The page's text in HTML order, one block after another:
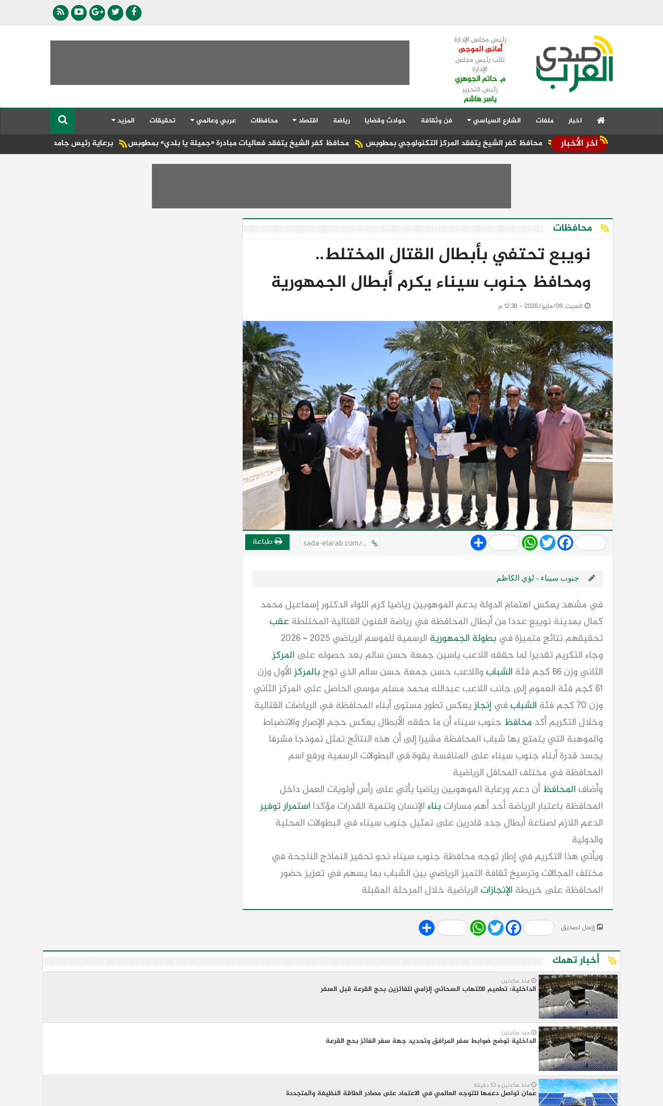
رئيس مجلس الإدارة
أمانى الموجى
نائب رئيس مجلس
الإدارة
م. حاتم الجوهري
رئيس التحرير
ياسر هاشم
اخبار ملفات الشارع السياسي فن وثقافة حوادث وقضايا رياضة اقتصاد محافظات عربي وعالمي تحقيقات المزيد
اخر الأخبار برعاية رئيس جامعة الأزهر.. كلية طب الأسنان محافظ كفر الشيخ يتفقد فعاليات مبادرة «جميلة يا بلدي» بمطوبس محافظ كفر الشيخ يتفقد المركز التكنولوجي بمطوبس
محافظات
نويبع تحتفي بأبطال القتال المختلط..
ومحافظ جنوب سيناء يكرم أبطال الجمهورية
السبت 09/مايو/2026 - 12:38 م
Share WhatsApp
TwitterFacebook طباعة sada-elarab.com/806115
جنوب سيناء - لؤي الكاظم
في مشهد يعكس اهتمام الدولة بدعم الموهوبين رياضيا كرم اللواء الدكتور إسماعيل محمد
كمال بمدينة نويبع عددا من أبطال المحافظة في رياضة الفنون القتالية المختلطةعقب
تحقيقهم نتائج متميزة في بطولة الجمهورية الرسمية للموسم الرياضي 2025 – 2026
وجاء التكريم تقديرا لما حققه اللاعب ياسين جمعة حسن سالم بعد حصوله على المركز
الثاني وزن 66 كجم فئة
الشباب واللاعب حسن جمعة حسن سالم الذي توج بالمركزالأول وزن
61 كجم فئة العموم إلى جانب اللاعب عبدالله محمد مسلم موسى الحاصل على المركز الثاني
وزن 70 كجم فئة
الشبابفي إنجازيعكس تطور مستوى أبناء المحافظة في الرياضات القتالية
وخلال التكريم أكد محافظ جنوب سيناء أن ما حققه الأبطال يعكس حجم الإصرار والانضباط
والموهبة التي يتمتع بها شباب المحافظة مشيرا إلى أن هذه النتائج تمثل نموذجا مشرفا
يجسد قدرة أبناء جنوب سيناء على المنافسة بقوة في البطولات الرسمية ورفع اسم
المحافظة في مختلف المحافل الرياضية
وأضاف المحافظ أن دعم ورعاية الموهوبين رياضيا يأتي على رأس أولويات العمل داخل
المحافظة باعتبار الرياضة أحد أهم مسارات بناءالإنسان وتنمية القدرات مؤكدا استمرارتوفير
الدعم اللازم لصناعة أبطال جدد قادرين على تمثيل جنوب سيناء في البطولات المحلية
والدولية
ويأتي هذا التكريم في إطار توجه محافظة جنوب سيناء نحو تحفيز النماذج الناجحة في
مختلف المجالات وترسيخ ثقافة التميز الرياضي بين الشباب بما يسهم في تعزيز حضور
المحافظة على خريطة الإنجازات الرياضية خلال المرحلة المقبلة
إرسل لصديق Share WhatsApp
Twitter Facebook
أخبار تهمك
منذ ساعتين
الداخلية: تطعيم الالتهاب السحائي إلزامي للفائزين بحج القرعة قبل السفر
منذ ساعتين
الداخلية توضح ضوابط سفر المرافق وتحديد جهة سفر الفائز بحج القرعة
منذ ساعتين و 53 دقيقة
عُمان تواصل دعمها للتوجه العالمي في الاعتماد على مصادر الطاقة النظيفة والمتجددة